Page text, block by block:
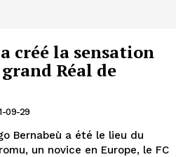
créé la sensation
Réal de
09-29
Bernabeù a été le lieu du
un novice en Europe, le FC